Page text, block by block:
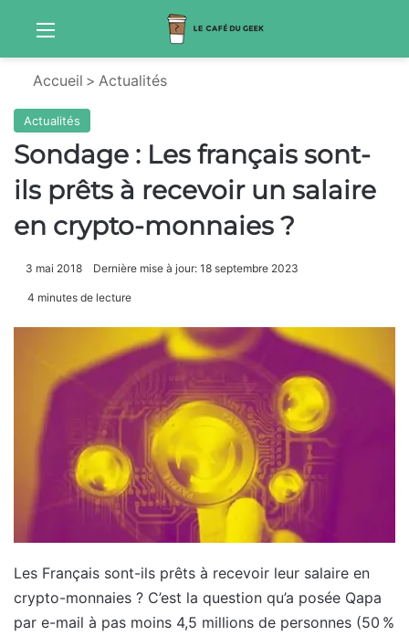
Accueil > Actualités
Actualités
Sondage : Les français sont-
ils prêts à recevoir un salaire
en crypto-monnaies ?
3 mai 2018 Dernière mise à jour: 18 septembre 2023
4 minutes de lecture
Les Français sont-ils prêts à recevoir leur salaire en
crypto-monnaies ? C’est la question qu’a posée Qapa
par e-mail à pas moins 4,5 millions de personnes (50 %